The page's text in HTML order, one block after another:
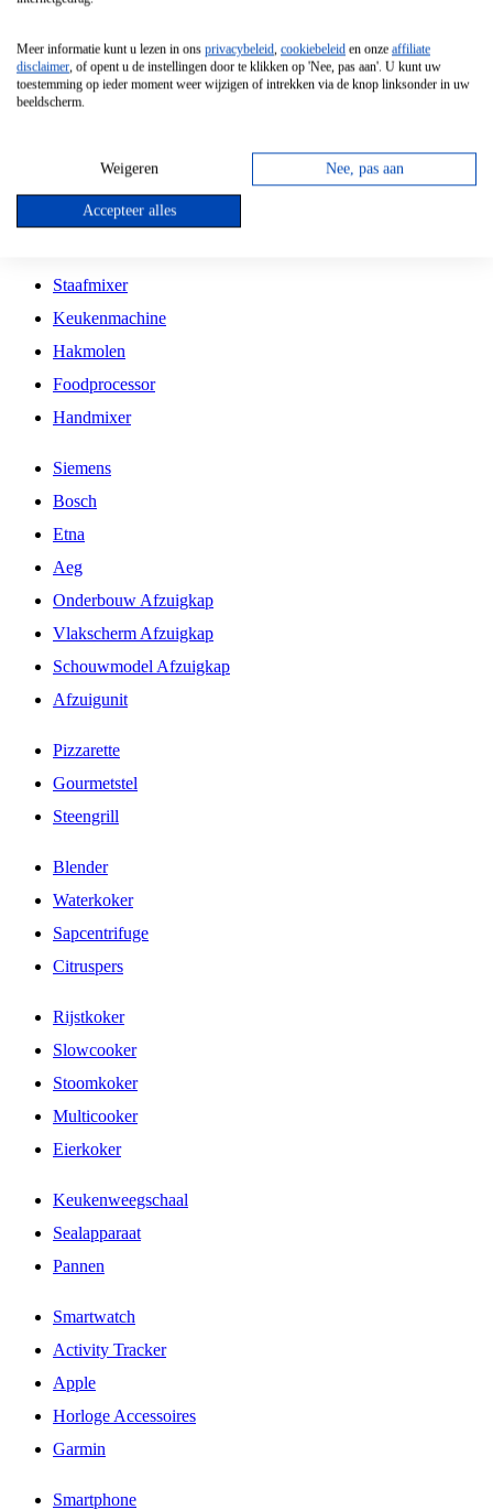
Vrijstaande Magnetron
Vrijstaande Kookplaat
Inbouw Gaskookplaat
Inbouw Keramische Kookplaat
Kookplaat Accessoires
Staafmixer
Keukenmachine
Hakmolen
Foodprocessor
Handmixer
Siemens
Bosch
Etna
Aeg
Onderbouw Afzuigkap
Vlakscherm Afzuigkap
Schouwmodel Afzuigkap
Afzuigunit
Pizzarette
Gourmetstel
Steengrill
Blender
Waterkoker
Sapcentrifuge
Citruspers
Rijstkoker
Slowcooker
Stoomkoker
Multicooker
Eierkoker
Keukenweegschaal
Sealapparaat
Pannen
Smartwatch
Activity Tracker
Apple
Horloge Accessoires
Garmin
Smartphone
Meer informatie kunt u lezen in ons privacybeleid, cookiebeleid en onze affiliate
disclaimer, of opent u de instellingen door te klikken op 'Nee, pas aan'. U kunt uw
toestemming op ieder moment weer wijzigen of intrekken via de knop linksonder in uw
beeldscherm.
Weigeren Nee, pas aan
Accepteer alles